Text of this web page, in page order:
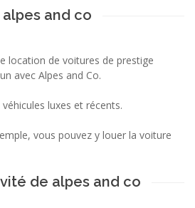
and co
location de voitures de prestige
avec Alpes and Co.
luxes et récents.
vous pouvez y louer la voiture
de alpes and co